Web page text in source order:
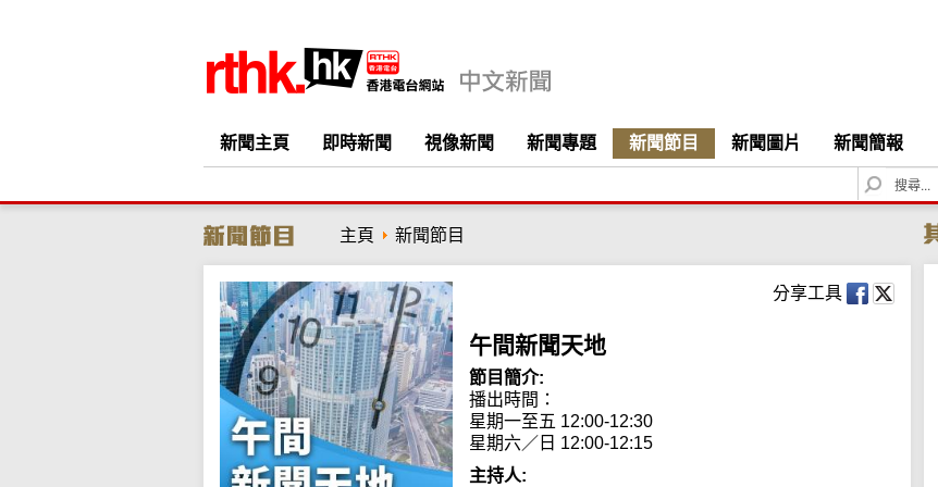
新聞主頁 即時新聞 視像新聞 新聞專題 新聞節目 新聞圖片 新聞簡報
S
e
c
h
主頁 新聞節目
分享工具
午間新聞天地
節目簡介:
播出時間：
星期一至五 12:00-12:30
星期六／日 12:00-12:15
主持人: